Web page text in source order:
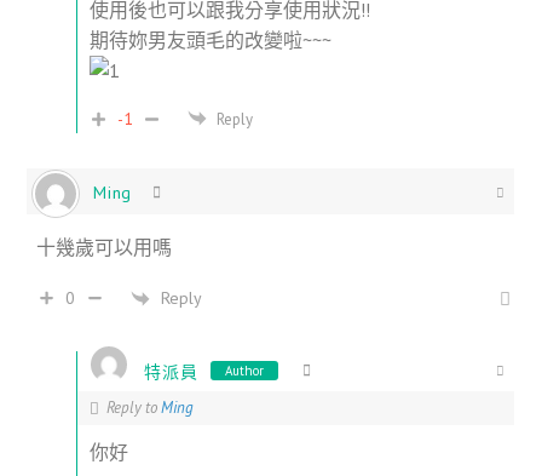
使用後也可以跟我分享使用狀況!!
期待妳男友頭毛的改變啦~~~
-1 Reply
Ming
十幾歲可以用嗎
0 Reply
特派員 Author
Reply toMing
你好